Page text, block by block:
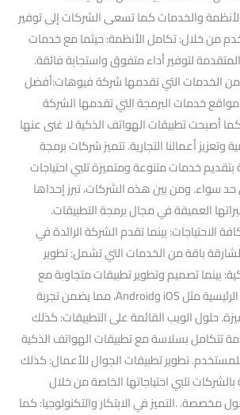
5. تكامل الأنظمة والخدمات كما تسعى الشركات إلى توفير
من خلال: تكامل الأنظمة: حيثما مع خدمات
لتوفير أداء متفوق واستجابة فائقة.
الخدمات التي تقدمها شركة فيوهات:أفضل
خدمات البرمجة التي تقدمها الشركة
أصبحت تطبيقات الهواتف الذكية لا غنى عنها
وتعزيز أعمالنا التجارية. تتميز شركات برمجة
بتقديم خدمات متنوعة ومتميزة تلبي احتياجات
حد سواء. ومن بين هذه الشركات، تبرز إحداها
العميقة في مجال برمجة التطبيقات.
الاحتياجات: بينما تقدم الشركة الرائدة في
باقة من الخدمات التي تشمل: تطوير
بينما تصميم وتطوير تطبيقات متجاوبة مع
جميع أنظمة التشغيل الرئيسية مثل iOS وAndroid، مما يضمن تجربة
حلول الويب القائمة على التطبيقات: كذلك
تتكامل بسلاسة مع تطبيقات الهواتف الذكية
للمستخدم. تطوير تطبيقات الجوال للأعمال: كذلك
تلبي احتياجاتها الخاصة من خلال
مخصصة. .التميز في الابتكار والتكنولوجيا: كما